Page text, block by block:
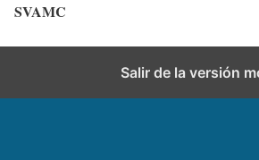
SVAMC
Salir de la versión